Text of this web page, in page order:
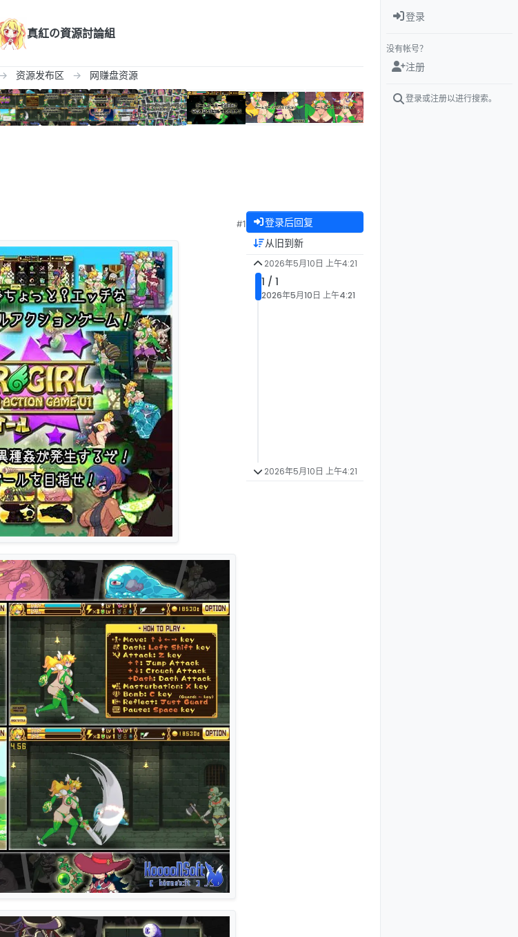
真紅の資源討論組
资源发布区 网赚盘资源
#1 登录后回复
从旧到新
2026年5月10日 上午4:21
1 / 1
2026年5月10日 上午4:21
2026年5月10日 上午4:21
登录
没有帐号？
注册
登录或注册以进行搜索。